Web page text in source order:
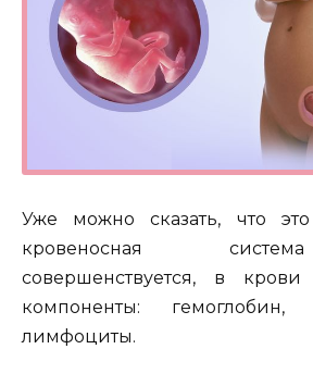
Уже можно сказать, что
кровеносная
совершенствуется, в
компоненты:
лимфоциты.